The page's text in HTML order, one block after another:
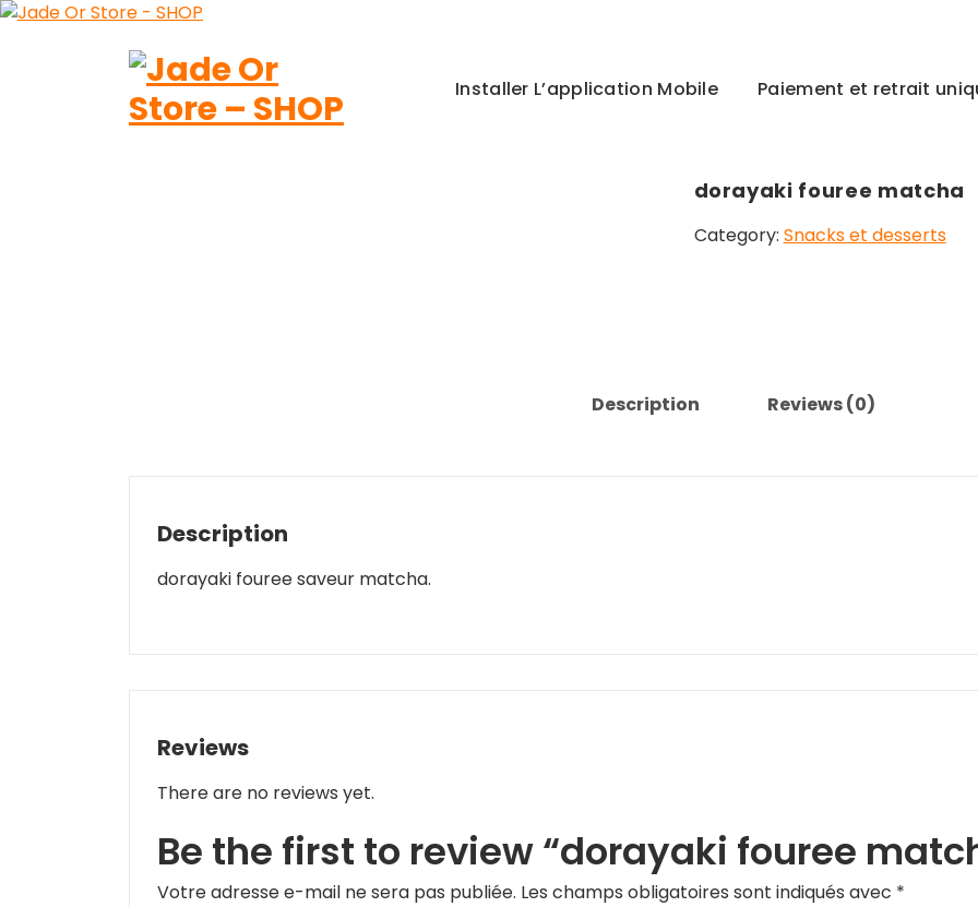
Aller
Installer L’application Mobile Paiement et retrait
dorayaki fouree matcha
Category: Snacks et desserts
Description Reviews (0)
Description
dorayaki fouree saveur matcha.
Reviews
There are no reviews yet.
Be the first to review “dorayaki fouree
Votre adresse e-mail ne sera pas publiée. Les champs obligatoires sont indiqués avec *